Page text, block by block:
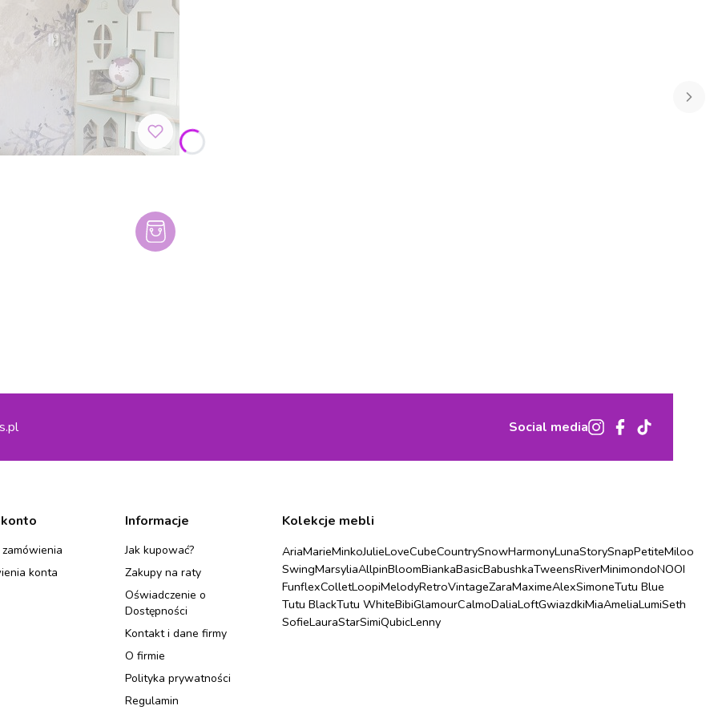
Social media
konta
Informacje
Jak kupować?
Zakupy na raty
Oświadczenie o
Dostępności
Kontakt i dane firmy
O firmie
Polityka prywatności
Regulamin
Kolekcje mebli
AriaMarieMinkoJulieLoveCubeCountrySnowHarmonyLunaStorySnapPetiteMiloo
SwingMarsyliaAllpinBloomBiankaBasicBabushkaTweensRiverMinimondoNOOI
FunflexColletLoopiMelodyRetroVintageZaraMaximeAlexSimoneTutu Blue
Tutu BlackTutu WhiteBibiGlamourCalmoDaliaLoftGwiazdkiMiaAmeliaLumiSeth
SofieLauraStarSimiQubicLenny